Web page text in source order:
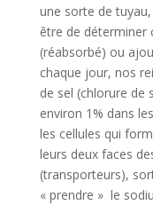
une sorte de
être de déterminer
(réabsorbé) ou
chaque jour, nos
de sel (chlorure de
environ 1% dans
les cellules qui
leurs deux faces
(transporteurs),
« prendre » le